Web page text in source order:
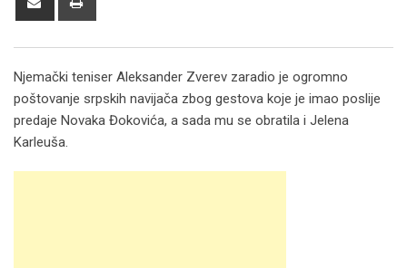
Njemački teniser Aleksander Zverev zaradio je ogromno
poštovanje srpskih navijača zbog gestova koje je imao poslije
predaje Novaka Đokovića, a sada mu se obratila i Jelena
Karleuša.